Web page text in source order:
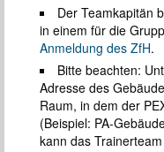
Der Teamkapitän
in einem für die
Anmeldung des ZfH.
Bitte beachten:
Adresse des
Raum, in dem der
(Beispiel: PA-
kann das